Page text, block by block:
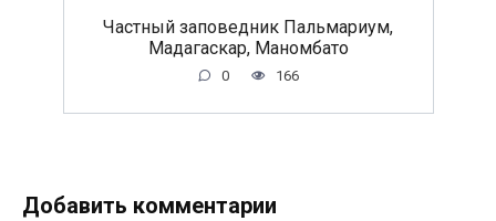
Частный заповедник Пальмариум,
Мадагаскар, Маномбато
0 166
Добавить комментарии